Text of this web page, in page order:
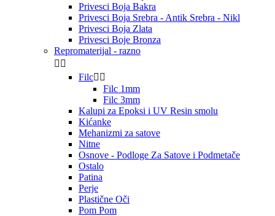
Privesci Boja Bakra
Privesci Boja Srebra - Antik Srebra - Nikl
Privesci Boja Zlata
Privesci Boje Bronza
Repromaterijal - razno
 
Filc 
Filc 1mm
Filc 3mm
Kalupi za Epoksi i UV Resin smolu
Kićanke
Mehanizmi za satove
Nitne
Osnove - Podloge Za Satove i Podmetače
Ostalo
Patina
Perje
Plastične Oči
Pom Pom